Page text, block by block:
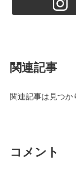
関連記事
関連記事は見つか
コメント